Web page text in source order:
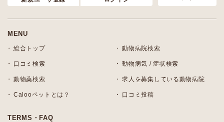
MENU
総合トップ 動物病院検索
口コミ検索 動物病気 / 症状検索
動物薬検索 求人を募集している動物病院
Calooペットとは？ 口コミ投稿
TERMS・FAQ